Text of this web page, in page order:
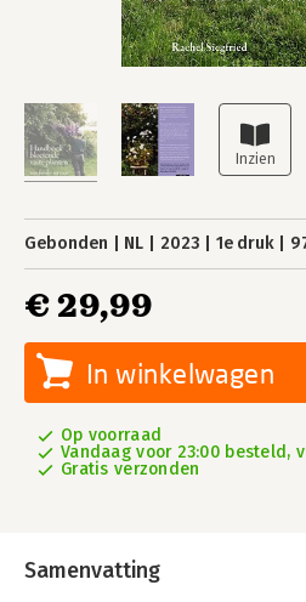
Gebonden NL 2023 1e druk
€ 29,99
In winkelwagen
Op voorraad
Vandaag voor 23:00 besteld,
Gratis verzonden
Samenvatting